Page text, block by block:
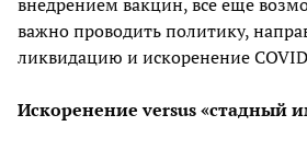
важно проводить политику,
ликвидацию и искоренение
Искоренение versus «стадный